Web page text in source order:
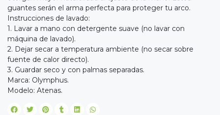
guantes serán el arma perfecta para proteger tu arco.
Instrucciones de lavado:
1. Lavar a mano con detergente suave (no lavar con
máquina de lavado).
2. Dejar secar a temperatura ambiente (no secar sobre
fuente de calor directo).
3. Guardar seco y con palmas separadas.
Marca: Olymphus.
Modelo: Atenas.